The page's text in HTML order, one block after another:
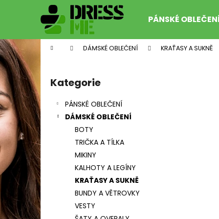
PÁNSKÉ
Domů DÁMSKÉ OBLEČENÍ KRAŤASY A SUKNĚ
t
r
a
n
n
í
p
a
n
Přeskočit
kategorie
Kategorie
PÁNSKÉ OBLEČENÍ
DÁMSKÉ OBLEČENÍ
BOTY
TRIČKA A TÍLKA
MIKINY
KALHOTY A LEGÍNY
KRAŤASY A SUKNĚ
BUNDY A VĚTROVKY
VESTY
í
k
Zpět
do
obchodu
Zpět
do
obchodu
FORCE MILD KR. RUKÁV TM. FIALOVÝ
599 Kč
Původně:1 199 Kč